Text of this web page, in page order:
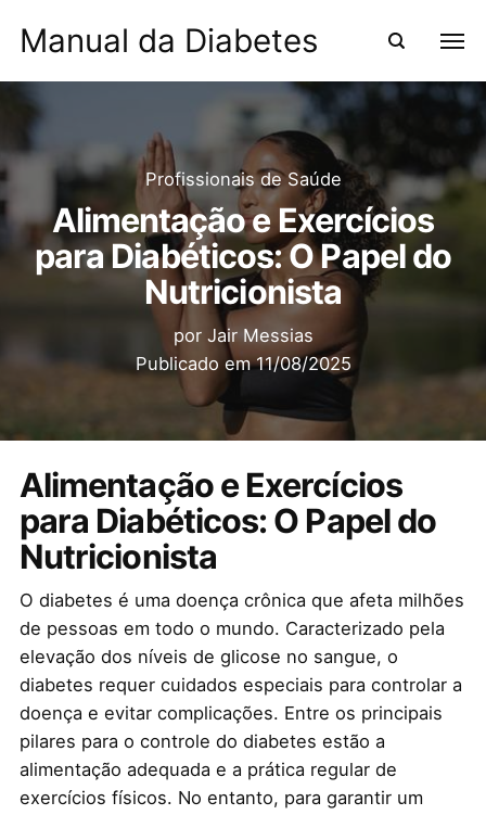
Manual da Diabetes
Profissionais de Saúde
Alimentação e Exercícios
para Diabéticos: O Papel do
Nutricionista
por Jair Messias
Publicado em11/08/2025
Alimentação e Exercícios
para Diabéticos: O Papel do
Nutricionista
O diabetes é uma doença crônica que afeta milhões
de pessoas em todo o mundo. Caracterizado pela
elevação dos níveis de glicose no sangue, o
diabetes requer cuidados especiais para controlar a
doença e evitar complicações. Entre os principais
pilares para o controle do diabetes estão a
alimentação adequada e a prática regular de
exercícios físicos. No entanto, para garantir um